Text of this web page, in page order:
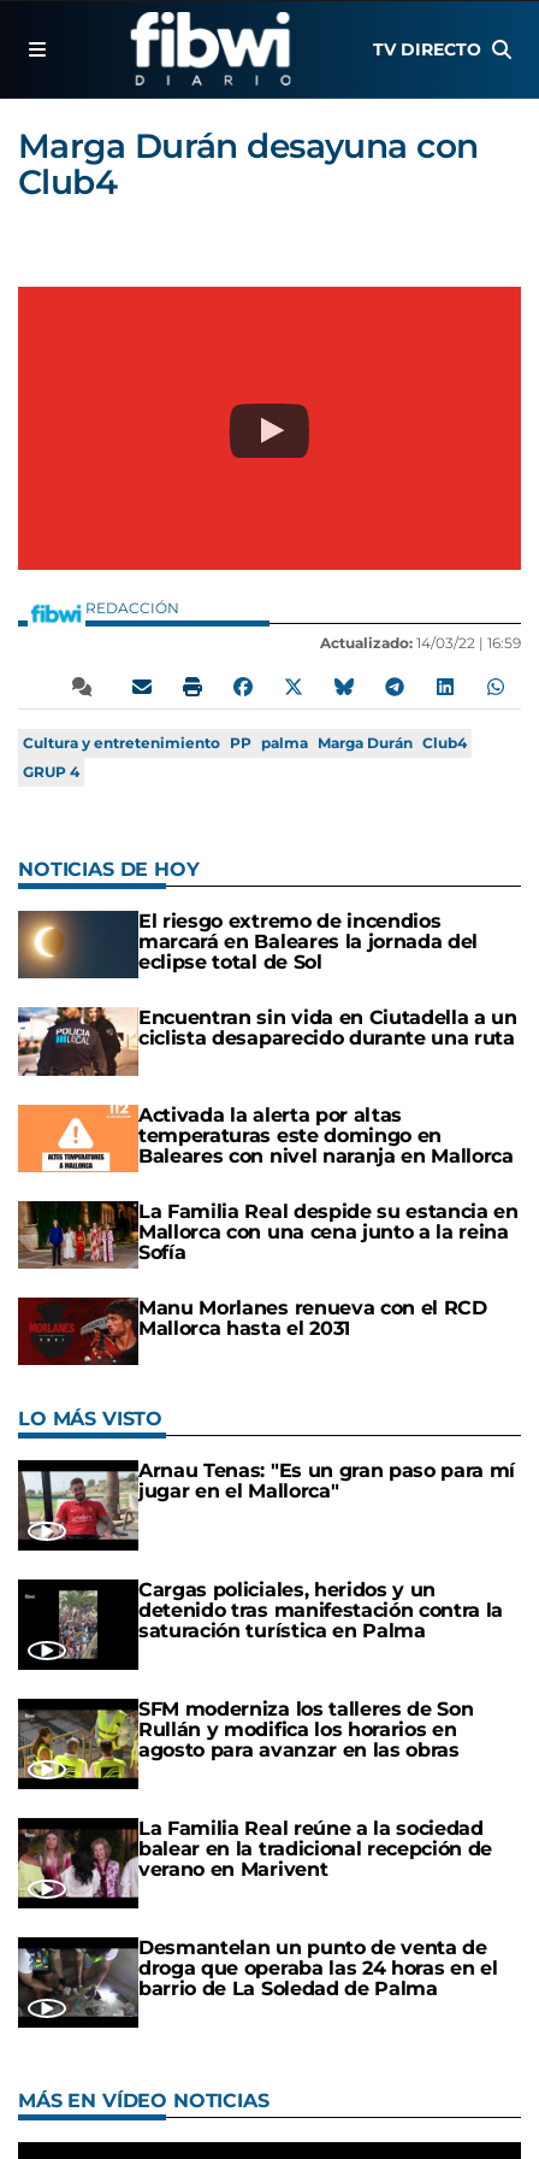
TV DIRECTO
Marga Durán desayuna con
Club4
REDACCIÓN
Actualizado: 14/03/22 | 16:59
Cultura y entretenimiento PP palma Marga Durán Club4
GRUP 4
NOTICIAS DE HOY
El riesgo extremo de incendios
marcará en Baleares la jornada del
eclipse total de Sol
Encuentran sin vida en Ciutadella a un
ciclista desaparecido durante una ruta
Activada la alerta por altas
temperaturas este domingo en
Baleares con nivel naranja en Mallorca
La Familia Real despide su estancia en
Mallorca con una cena junto a la reina
Sofía
Manu Morlanes renueva con el RCD
Mallorca hasta el 2031
LO MÁS VISTO
Arnau Tenas: "Es un gran paso para mí
jugar en el Mallorca"
Cargas policiales, heridos y un
detenido tras manifestación contra la
saturación turística en Palma
SFM moderniza los talleres de Son
Rullán y modifica los horarios en
agosto para avanzar en las obras
La Familia Real reúne a la sociedad
balear en la tradicional recepción de
verano en Marivent
Desmantelan un punto de venta de
droga que operaba las 24 horas en el
barrio de La Soledad de Palma
MÁS EN VÍDEO NOTICIAS